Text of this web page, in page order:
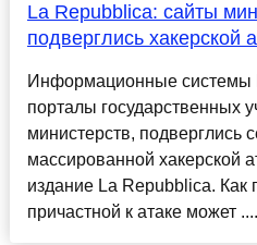
La Repubblica: сайты
подверглись хакерской
Информационные системы
порталы государственных
министерств, подверглись
массированной хакерской
издание La Repubblica. Как
причастной к атаке может